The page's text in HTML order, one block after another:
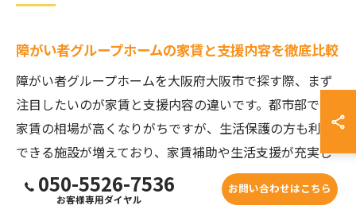
障がい者グループホームの家賃と支援内容を徹底比較
障がい者グループホームを大阪府大阪市で探す際、まず
注目したいのが家賃と支援内容の違いです。都市部では
家賃の相場が高くなりがちですが、生活保護の方も利用
できる施設が増えており、家賃補助や生活支援が充実し
ているケースもあります。家賃は施設によって異なり、
ワンルームタイプやマンション型など、部屋の広さや設
050-5526-7536
お客様専用ダイヤル
お問い合わせはこちら